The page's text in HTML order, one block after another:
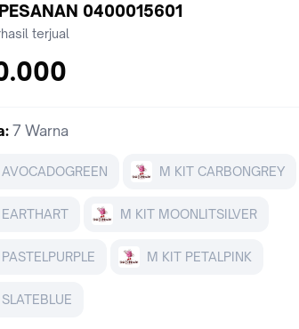
0400015601
terjual
: 7 Warna
M KIT CARBONGREY
M KIT MOONLITSILVER
M KIT PETALPINK